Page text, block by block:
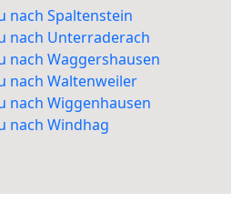
nach Spaltenstein
nach Unterraderach
nach Waggershausen
nach Waltenweiler
nach Wiggenhausen
nach Windhag